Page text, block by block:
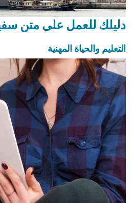
دليلك للعمل على متن
التعليم والحياة المهنية